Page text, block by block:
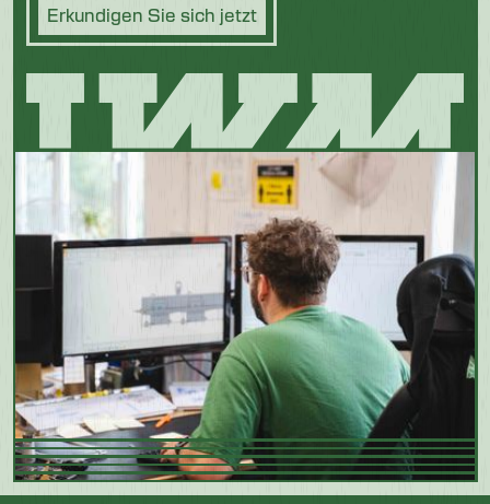
Erkundigen Sie sich jetzt